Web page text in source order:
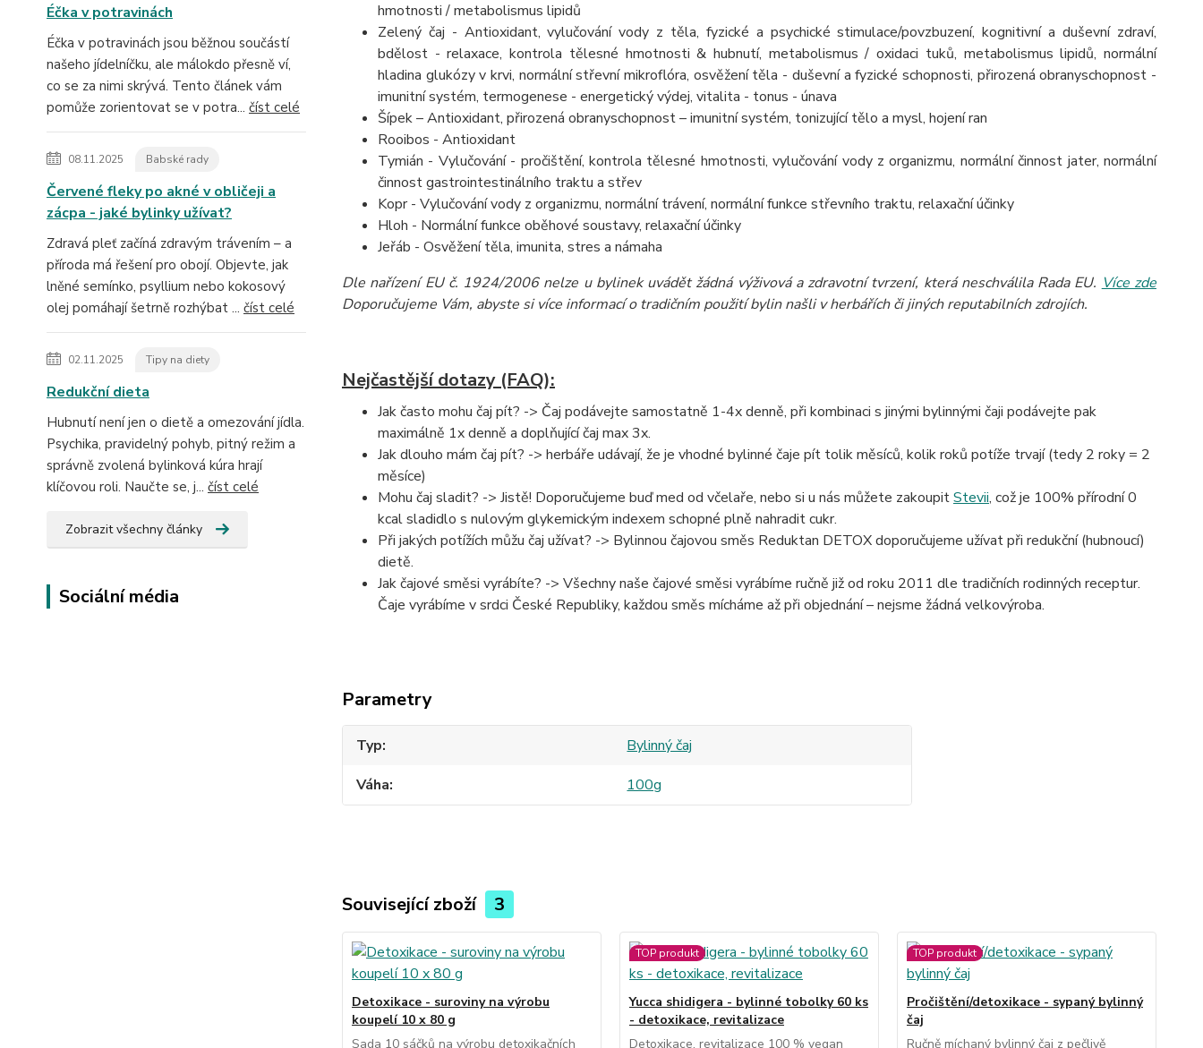
Éčka v potravinách
Éčka v potravinách jsou běžnou součástí
našeho jídelníčku, ale málokdo přesně ví,
co se za nimi skrývá. Tento článek vám
pomůže zorientovat se v potra... číst celé
08.11.2025 Babské rady
Červené fleky po akné v obličeji a
zácpa - jaké bylinky užívat?
Zdravá pleť začíná zdravým trávením – a
příroda má řešení pro obojí. Objevte, jak
lněné semínko, psyllium nebo kokosový
olej pomáhají šetrně rozhýbat ... číst celé
02.11.2025 Tipy na diety
Redukční dieta
Hubnutí není jen o dietě a omezování jídla.
Psychika, pravidelný pohyb, pitný režim a
správně zvolená bylinková kúra hrají
klíčovou roli. Naučte se, j... číst celé
Zobrazit všechny články
Sociální média
hmotnosti / metabolismus lipidů
Zelený čaj - Antioxidant, vylučování vody z těla, fyzické a psychické stimulace/povzbuzení, kognitivní a duševní zdraví,
bdělost - relaxace, kontrola tělesné hmotnosti & hubnutí, metabolismus / oxidaci tuků, metabolismus lipidů, normální
hladina glukózy v krvi, normální střevní mikroflóra, osvěžení těla - duševní a fyzické schopnosti, přirozená obranyschopnost -
imunitní systém, termogenese - energetický výdej, vitalita - tonus - únava
Šípek – Antioxidant, přirozená obranyschopnost – imunitní systém, tonizující tělo a mysl, hojení ran
Rooibos - Antioxidant
Tymián - Vylučování - pročištění, kontrola tělesné hmotnosti, vylučování vody z organizmu, normální činnost jater, normální
činnost gastrointestinálního traktu a střev
Kopr - Vylučování vody z organizmu, normální trávení, normální funkce střevního traktu, relaxační účinky
Hloh - Normální funkce oběhové soustavy, relaxační účinky
Jeřáb - Osvěžení těla, imunita, stres a námaha
Dle nařízení EU č. 1924/2006 nelze u bylinek uvádět žádná výživová a zdravotní tvrzení, která neschválila Rada EU. Více zde
Doporučujeme Vám, abyste si více informací o tradičním použití bylin našli v herbářích či jiných reputabilních zdrojích.
Nejčastější dotazy (FAQ):
Jak často mohu čaj pít? -> Čaj podávejte samostatně 1-4x denně, při kombinaci s jinými bylinnými čaji podávejte pak
maximálně 1x denně a doplňující čaj max 3x.
Jak dlouho mám čaj pít? -> herbáře udávají, že je vhodné bylinné čaje pít tolik měsíců, kolik roků potíže trvají (tedy 2 roky = 2
měsíce)
Mohu čaj sladit? -> Jistě! Doporučujeme buď med od včelaře, nebo si u nás můžete zakoupitStevii, což je 100% přírodní 0
kcal sladidlo s nulovým glykemickým indexem schopné plně nahradit cukr.
Při jakých potížích můžu čaj užívat? -> Bylinnou čajovou směs Reduktan DETOX doporučujeme užívat při redukční (hubnoucí)
dietě.
Jak čajové směsi vyrábíte? -> Všechny naše čajové směsi vyrábíme ručně již od roku 2011 dle tradičních rodinných receptur.
Čaje vyrábíme v srdci České Republiky, každou směs mícháme až při objednání – nejsme žádná velkovýroba.
Parametry
Typ
Bylinný čaj
Váha
100g
Související zboží 3
Detoxikace - suroviny na výrobu
koupelí 10 x 80 g
Sada 10 sáčků na výrobu detoxikačních
TOP produkt
Yucca shidigera - bylinné tobolky 60 ks
- detoxikace, revitalizace
Detoxikace, revitalizace 100 % vegan
TOP produkt
Pročištění/detoxikace - sypaný bylinný
čaj
Ručně míchaný bylinný čaj z pečlivě